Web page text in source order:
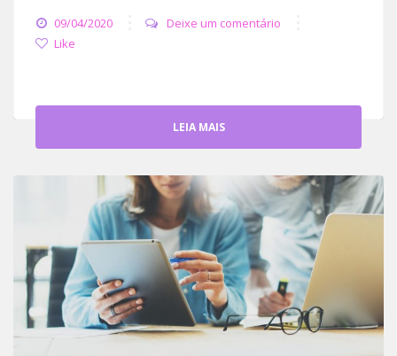
09/04/2020
Deixe um comentário
Like
LEIA MAIS